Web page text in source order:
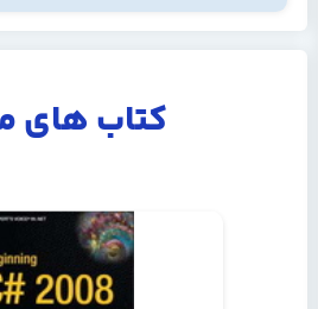
کتاب های